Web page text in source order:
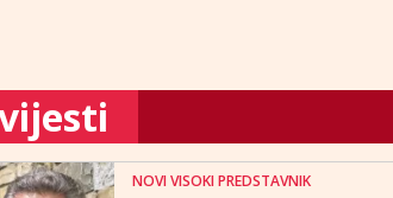
NOVI VISOKI PREDSTAVNIK